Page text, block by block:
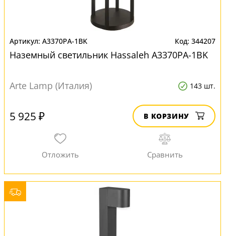
A3370PA-1BK 344207
Наземный светильник Hassaleh A3370PA-1BK
Arte Lamp (Италия) 143 шт.
5 925 ₽ В КОРЗИНУ